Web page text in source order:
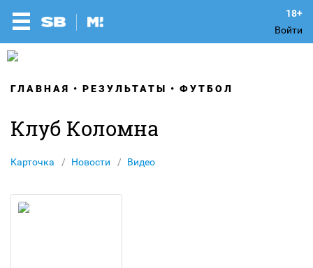
Войти
ГЛАВНАЯ РЕЗУЛЬТАТЫ ФУТБОЛ
Клуб Коломна
Карточка Новости Видео